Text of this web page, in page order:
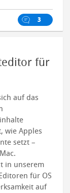
3
für
auf das
wie Apples
setzt –
in unserem
für OS
auf